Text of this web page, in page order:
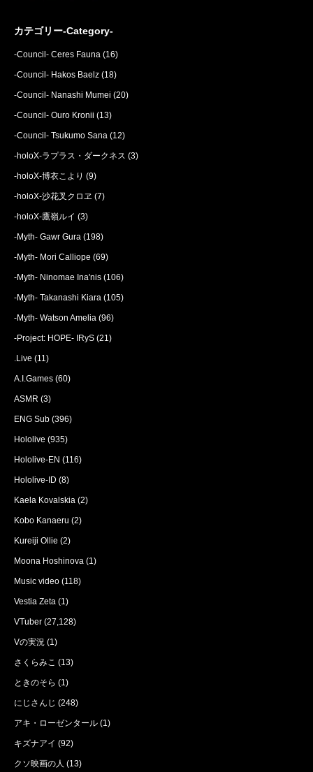
カテゴリー-Category-
-Council- Ceres Fauna (16)
-Council- Hakos Baelz (18)
-Council- Nanashi Mumei (20)
-Council- Ouro Kronii (13)
-Council- Tsukumo Sana (12)
-holoX-ラプラス・ダークネス (3)
-holoX-博衣こより (9)
-holoX-沙花叉クロヱ (7)
-holoX-鷹嶺ルイ (3)
-Myth- Gawr Gura (198)
-Myth- Mori Calliope (69)
-Myth- Ninomae Ina'nis (106)
-Myth- Takanashi Kiara (105)
-Myth- Watson Amelia (96)
-Project: HOPE- IRyS (21)
.Live (11)
A.I.Games (60)
ASMR (3)
ENG Sub (396)
Hololive (935)
Hololive-EN (116)
Hololive-ID (8)
Kaela Kovalskia (2)
Kobo Kanaeru (2)
Kureiji Ollie (2)
Moona Hoshinova (1)
Music video (118)
Vestia Zeta (1)
VTuber (27,128)
Vの実況 (1)
さくらみこ (13)
ときのそら (1)
にじさんじ (248)
アキ・ローゼンタール (1)
キズナアイ (92)
クソ映画の人 (13)